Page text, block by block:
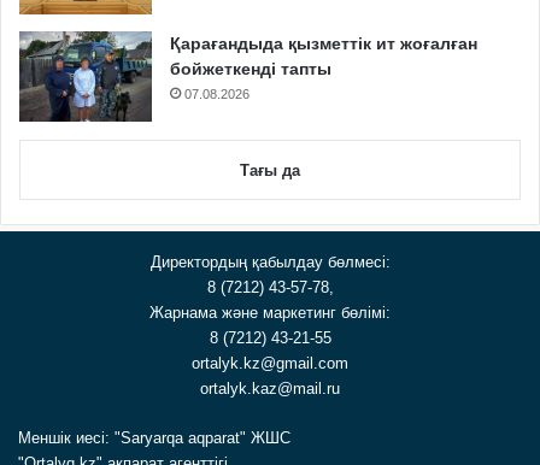
Қарағандыда қызметтік ит жоғалған
бойжеткенді тапты
07.08.2026
Тағы да
Директордың қабылдау бөлмесі:
8 (7212) 43-57-78,
Жарнама және маркетинг бөлімі:
8 (7212) 43-21-55
ortalyk.kz@gmail.com
ortalyk.kaz@mail.ru
Меншік иесі: "Saryarqa aqparat" ЖШС